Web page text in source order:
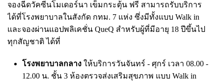
จองฉีดวัคซีนโมเดอร์นา เข็มกระตุ้น ฟรี สามารถรับบริการ
ได้ที่โรงพยาบาลในสังกัด กทม. 7 แห่ง ซึ่งมีทั้งแบบ Walk in
และจองผ่านแอปพลิเคชั่น QueQ สำหรับผู้ที่มีอายุ 18 ปีขึ้นไป
ทุกสัญชาติ ได้ที่
โรงพยาบาลกลาง ให้บริการวันจันทร์ - ศุกร์ เวลา 08.00 -
12.00 น. ชั้น 3 ห้องตรวจส่งเสริมสุขภาพ แบบ Walk in